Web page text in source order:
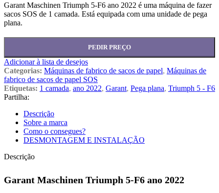
Garant Maschinen Triumph 5-F6 ano 2022 é uma máquina de fazer
sacos SOS de 1 camada. Está equipada com uma unidade de pega
plana.
PEDIR PREÇO
Adicionar à lista de desejos
Categorias: Máquinas de fabrico de sacos de papel, Máquinas de
fabrico de sacos de papel SOS
Etiquetas: 1 camada, ano 2022, Garant, Pega plana, Triumph 5 - F6
Partilha:
Descrição
Sobre a marca
Como o consegues?
DESMONTAGEM E INSTALAÇÃO
Descrição
Garant Maschinen Triumph 5-F6 ano 2022